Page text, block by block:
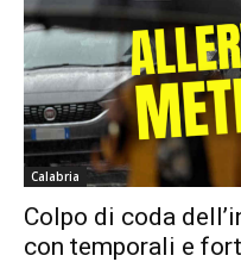
Calabria
Colpo di coda
con temporali e